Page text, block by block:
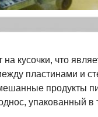
на кусочки, что
пластинами и
продукты
упакованный